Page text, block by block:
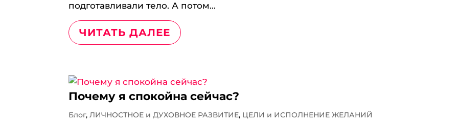
подготавливали тело. А потом...
ЧИТАТЬ ДАЛЕЕ
Почему я спокойна сейчас?
Блог,ЛИЧНОСТНОЕ и ДУХОВНОЕ РАЗВИТИЕ, ЦЕЛИ и ИСПОЛНЕНИЕ ЖЕЛАНИЙ